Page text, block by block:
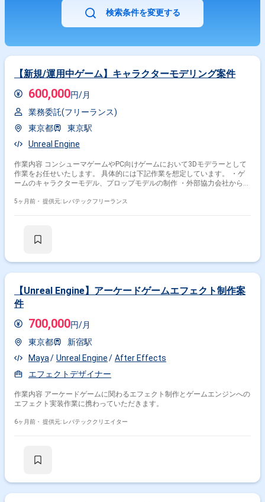
検索条件を変更する
【新規/運用中ゲーム】キャラクターモデリング案件
600,000円/月
業務委託(フリーランス)
東京都
東京駅
Unreal Engine
作業内容 コンシューマゲームやPC向けゲームにおいて3Dモデラーとして
作業をお任せいたします。 具体的には下記作業を想定しています。 ・ゲ
ームのキャラクターモデル、プロップモデルの制作 ・外部協力会社から納
上げ
5ヶ月前・ 提供元: レバテックフリーランス
【Unreal Engine】アーケードゲームエフェクト制作案
件
700,000円/月
東京都
新宿駅
Maya
Unreal Engine
After Effects
エフェクトデザイナー
作業内容 アーケードゲームに関わるエフェクト制作とゲームエンジンへの
エフェクト実装作業に携わっていただきます。
6ヶ月前・ 提供元: レバテッククリエイター